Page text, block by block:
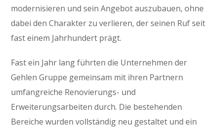
modernisieren und sein Angebot auszubauen, ohne
dabei den Charakter zu verlieren, der seinen Ruf seit
fast einem Jahrhundert prägt.
Fast ein Jahr lang führten die Unternehmen der
Gehlen Gruppe gemeinsam mit ihren Partnern
umfangreiche Renovierungs- und
Erweiterungsarbeiten durch. Die bestehenden
Bereiche wurden vollständig neu gestaltet und ein